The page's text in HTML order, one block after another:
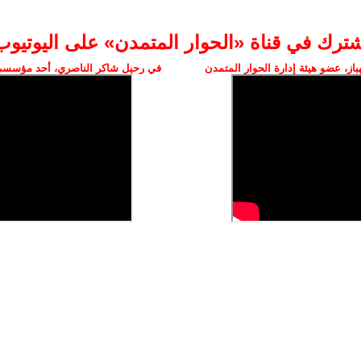
في قناة ‫«الحوار المتمدن» على
عضو هيئة إدارة الحوار المتمدن في رحيل شاكر الناصري، أحد